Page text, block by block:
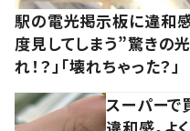
駅の電光掲示板に違和
度見してしまう”驚きの
れ！？」「壊れちゃった？」
スーパーで